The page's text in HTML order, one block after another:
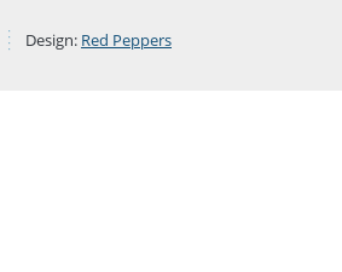
Design: Red Peppers